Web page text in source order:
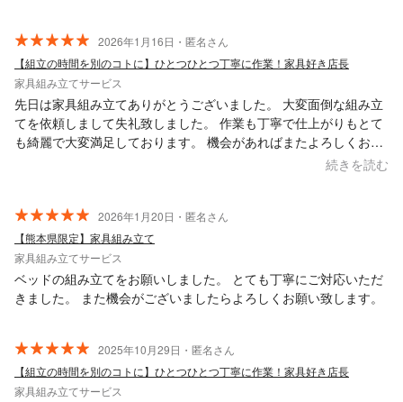
2026年1月16日・匿名さん
【組立の時間を別のコトに】ひとつひとつ丁寧に作業！家具好き店長
家具組み立てサービス
先日は家具組み立てありがとうございました。 大変面倒な組み立
てを依頼しまして失礼致しました。 作業も丁寧で仕上がりもとて
も綺麗で大変満足しております。 機会があればまたよろしくお願
続きを読む
2026年1月20日・匿名さん
【熊本県限定】家具組み立て
家具組み立てサービス
ベッドの組み立てをお願いしました。 とても丁寧にご対応いただ
きました。 また機会がございましたらよろしくお願い致します。
2025年10月29日・匿名さん
【組立の時間を別のコトに】ひとつひとつ丁寧に作業！家具好き店長
家具組み立てサービス